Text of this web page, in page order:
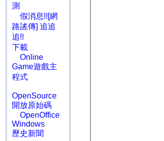
測
假消息!![網
路謠傳] 追追
追!!
下載
Online
Game遊戲主
程式
OpenSource
開放原始碼
OpenOffice
Windows
歷史新聞